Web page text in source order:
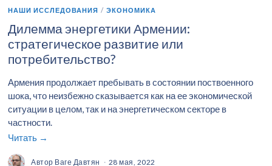
НАШИ ИССЛЕДОВАНИЯ / ЭКОНОМИКА
Дилемма энергетики Армении:
стратегическое развитие или
потребительство?
Армения продолжает пребывать в состоянии поствоенного
шока, что неизбежно сказывается как на ее экономической
ситуации в целом, так и на энергетическом секторе в
частности.
Читать →
Автор Ваге Давтян 28 мая, 2022